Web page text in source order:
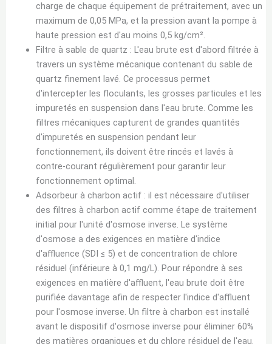
charge de chaque équipement de prétraitement, avec un
maximum de 0,05 MPa, et la pression avant la pompe à
haute pression est d'au moins 0,5 kg/cm².
Filtre à sable de quartz : L'eau brute est d'abord filtrée à
travers un système mécanique contenant du sable de
quartz finement lavé. Ce processus permet
d'intercepter les floculants, les grosses particules et les
impuretés en suspension dans l'eau brute. Comme les
filtres mécaniques capturent de grandes quantités
d'impuretés en suspension pendant leur
fonctionnement, ils doivent être rincés et lavés à
contre-courant régulièrement pour garantir leur
fonctionnement optimal.
Adsorbeur à charbon actif : il est nécessaire d'utiliser
des filtres à charbon actif comme étape de traitement
initial pour l'unité d'osmose inverse. Le système
d'osmose a des exigences en matière d'indice
d'affluence (SDI ≤ 5) et de concentration de chlore
résiduel (inférieure à 0,1 mg/L). Pour répondre à ses
exigences en matière d'affluent, l'eau brute doit être
purifiée davantage afin de respecter l'indice d'affluent
pour l'osmose inverse. Un filtre à charbon est installé
avant le dispositif d'osmose inverse pour éliminer 60%
des matières organiques et du chlore résiduel de l'eau.